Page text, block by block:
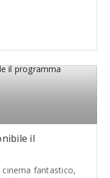
il
fantastico,